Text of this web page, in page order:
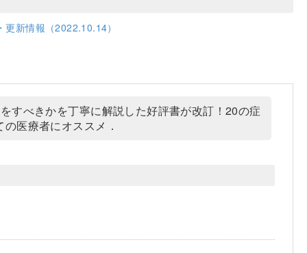
更新情報（2022.10.14）
すべきかを丁寧に解説した好評書が改訂！20の症
医療者にオススメ．